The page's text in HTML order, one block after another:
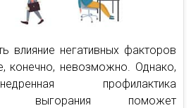
влияние негативных факторов
конечно, невозможно. Однако,
профилактика
выгорания поможет